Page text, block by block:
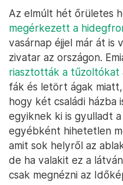
Az elmúlt hét őrületes
megérkezett a
vasárnap éjjel már át is
zivatar az országon.
riasztották a tűzoltókat
fák és letört ágak
hogy két családi házba
egyiknek ki is gyulladt
egyébként hihetetlen
amit sok helyről az
de ha valakit ez a
csak megnézni az